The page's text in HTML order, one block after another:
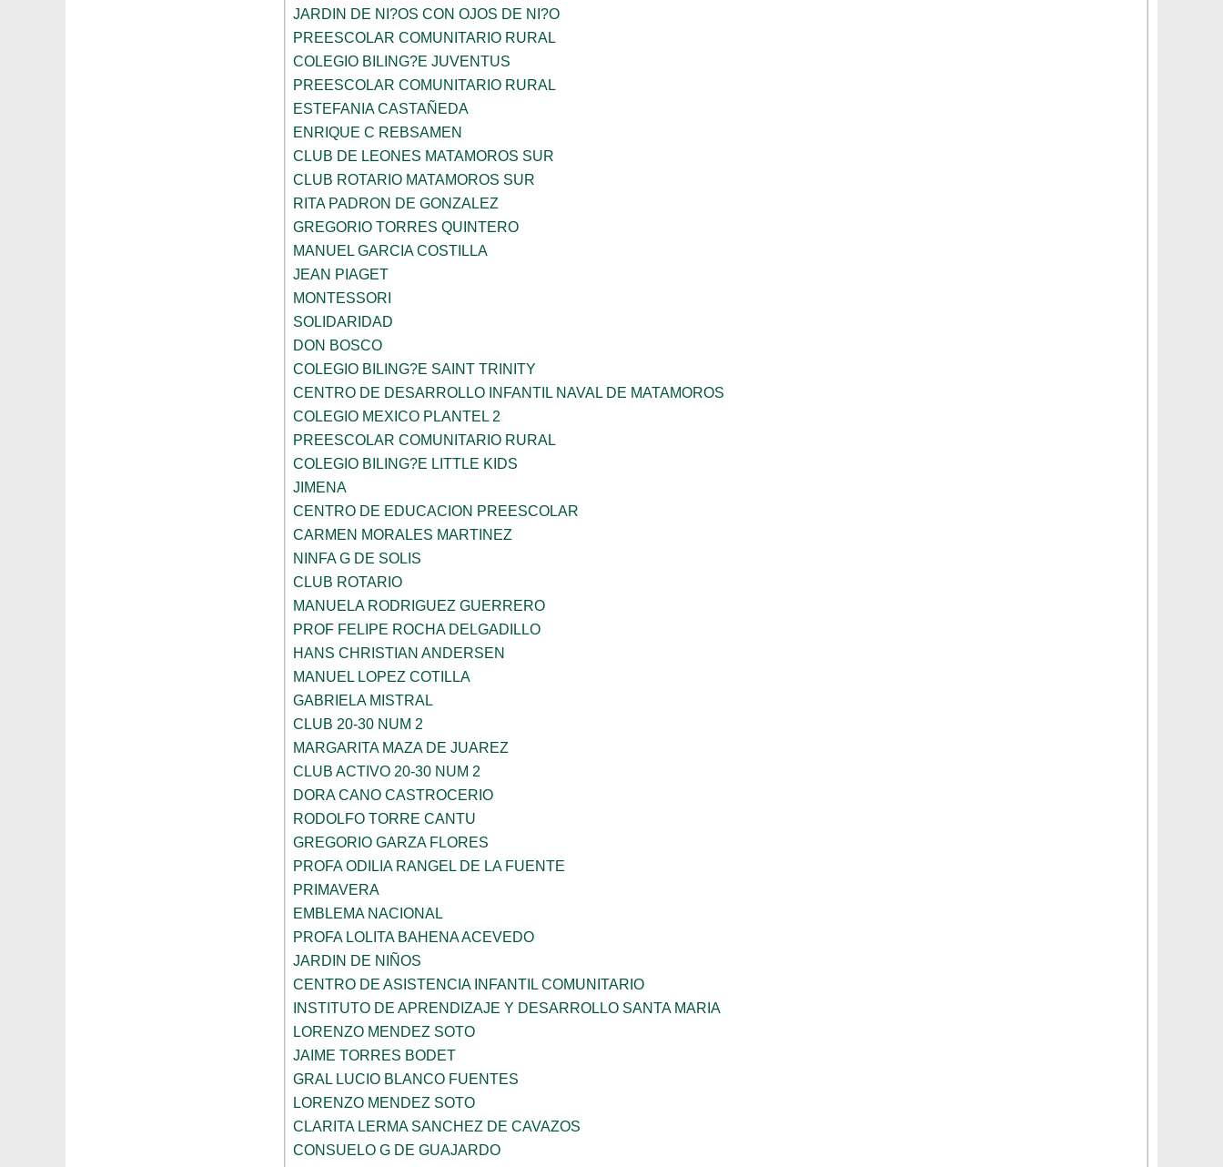
JARDIN DE NI?OS CON OJOS DE NI?O
PREESCOLAR COMUNITARIO RURAL
COLEGIO BILING?E JUVENTUS
PREESCOLAR COMUNITARIO RURAL
ESTEFANIA CASTAÑEDA
ENRIQUE C REBSAMEN
CLUB DE LEONES MATAMOROS SUR
CLUB ROTARIO MATAMOROS SUR
RITA PADRON DE GONZALEZ
GREGORIO TORRES QUINTERO
MANUEL GARCIA COSTILLA
JEAN PIAGET
MONTESSORI
SOLIDARIDAD
DON BOSCO
COLEGIO BILING?E SAINT TRINITY
CENTRO DE DESARROLLO INFANTIL NAVAL DE MATAMOROS
COLEGIO MEXICO PLANTEL 2
PREESCOLAR COMUNITARIO RURAL
COLEGIO BILING?E LITTLE KIDS
JIMENA
CENTRO DE EDUCACION PREESCOLAR
CARMEN MORALES MARTINEZ
NINFA G DE SOLIS
CLUB ROTARIO
MANUELA RODRIGUEZ GUERRERO
PROF FELIPE ROCHA DELGADILLO
HANS CHRISTIAN ANDERSEN
MANUEL LOPEZ COTILLA
GABRIELA MISTRAL
CLUB 20-30 NUM 2
MARGARITA MAZA DE JUAREZ
CLUB ACTIVO 20-30 NUM 2
DORA CANO CASTROCERIO
RODOLFO TORRE CANTU
GREGORIO GARZA FLORES
PROFA ODILIA RANGEL DE LA FUENTE
PRIMAVERA
EMBLEMA NACIONAL
PROFA LOLITA BAHENA ACEVEDO
JARDIN DE NIÑOS
CENTRO DE ASISTENCIA INFANTIL COMUNITARIO
INSTITUTO DE APRENDIZAJE Y DESARROLLO SANTA MARIA
LORENZO MENDEZ SOTO
JAIME TORRES BODET
GRAL LUCIO BLANCO FUENTES
LORENZO MENDEZ SOTO
CLARITA LERMA SANCHEZ DE CAVAZOS
CONSUELO G DE GUAJARDO